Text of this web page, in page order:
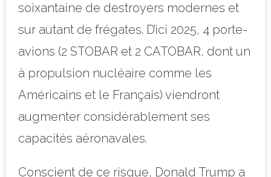
soixantaine de destroyers modernes et
sur autant de frégates. D’ici 2025, 4 porte-
avions (2 STOBAR et 2 CATOBAR, dont un
à propulsion nucléaire comme les
Américains et le Français) viendront
augmenter considérablement ses
capacités aéronavales.
Conscient de ce risque, Donald Trump a